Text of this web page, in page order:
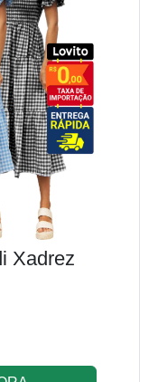
Xadrez